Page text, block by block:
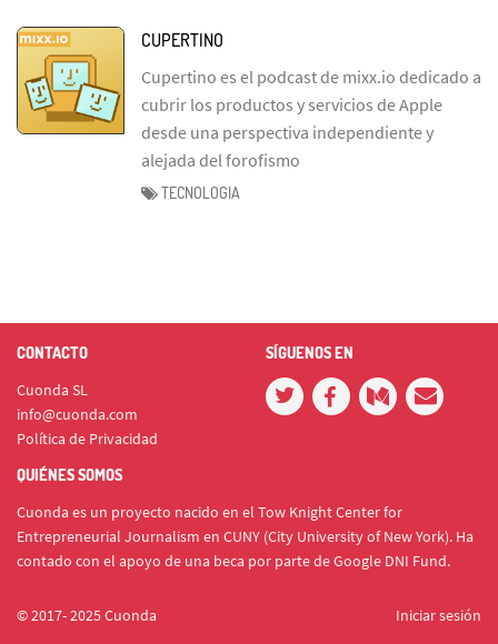
CUPERTINO
Cupertino es el podcast de mixx.io dedicado a
cubrir los productos y servicios de Apple
desde una perspectiva independiente y
alejada del forofismo
TECNOLOGIA
CONTACTO
Cuonda SL
info@cuonda.com
Política de Privacidad
SÍGUENOS EN
QUIÉNES SOMOS
Cuonda es un proyecto nacido en el Tow Knight Center for
Entrepreneurial Journalism en CUNY (City University of New York). Ha
contado con el apoyo de una beca por parte de Google DNI Fund.
© 2017- 2025 Cuonda Iniciar sesión